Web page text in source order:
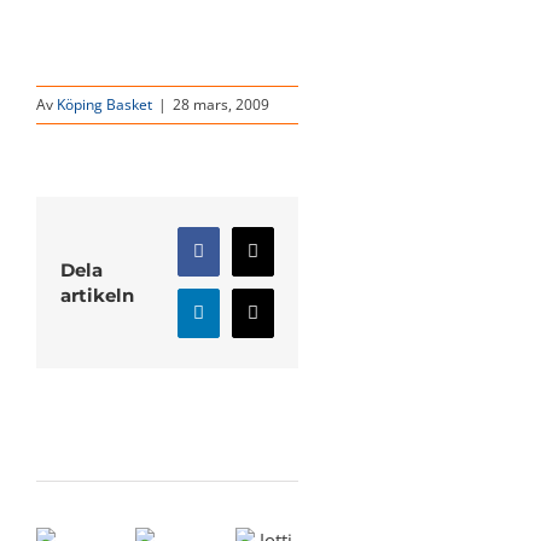
Av Köping Basket | 28 mars, 2009
Dela
artikeln
Facebook
X
LinkedInE-
post